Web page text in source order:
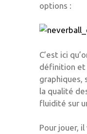
options :
C’est ici
définition et
graphiques,
la qualité
fluidité sur
Pour jouer,